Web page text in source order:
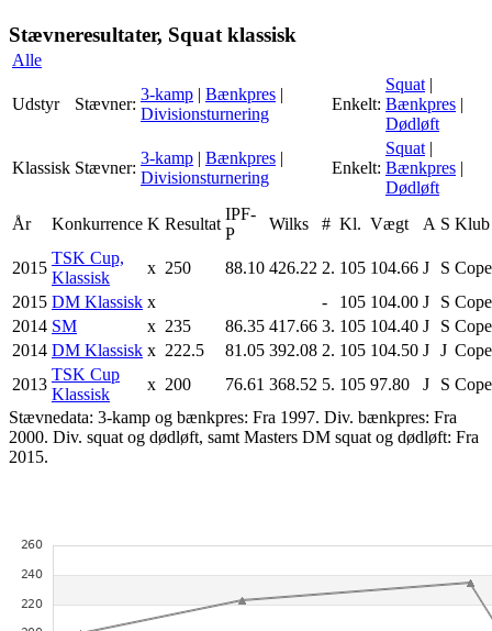
Stævneresultater, Squat klassisk
Alle
Udstyr Stævner:
3-kamp | Bænkpres |
Divisionsturnering
Enkelt:
Squat |
Bænkpres |
Dødløft
Klassisk Stævner:
3-kamp | Bænkpres |
Divisionsturnering
Enkelt:
Squat |
Bænkpres |
Dødløft
År
Konkurrence K Resultat
IPF-
P
Wilks # Kl. Vægt A S Klub
2015
TSK Cup,
Klassisk
x 250 88.10 426.22 2. 105 104.66 J S
2015 DM Klassisk x - 105 104.00 J S
2014 SM x 235 86.35 417.66 3. 105 104.40 J S
2014 DM Klassisk x 222.5 81.05 392.08 2. 105 104.50 J J
2013
TSK Cup
Klassisk
x 200 76.61 368.52 5. 105 97.80 J S
Stævnedata: 3-kamp og bænkpres: Fra 1997. Div. bænkpres: Fra
2000. Div. squat og dødløft, samt Masters DM squat og dødløft: Fra
2015.